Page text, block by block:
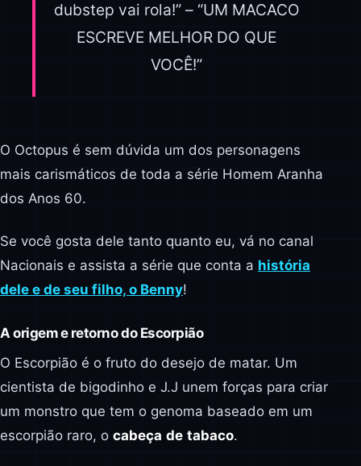
dubstep vai rola!” – “UM MACACO
ESCREVE MELHOR DO QUE
VOCÊ!”
O Octopus é sem dúvida um dos personagens
mais carismáticos de toda a série Homem Aranha
dos Anos 60.
Se você gosta dele tanto quanto eu, vá no canal
Nacionais e assista a série que conta a história
dele e de seu filho, o Benny!
A origem e retorno do Escorpião
O Escorpião é o fruto do desejo de matar. Um
cientista de bigodinho e J.J unem forças para criar
um monstro que tem o genoma baseado em um
escorpião raro, o cabeça de tabaco.